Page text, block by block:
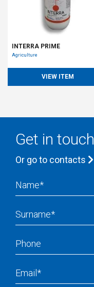
INTERRA PRIME
Agriculture
VIEW ITEM
Get in touch
Or go to contacts
Name
Surname
Phone
Email